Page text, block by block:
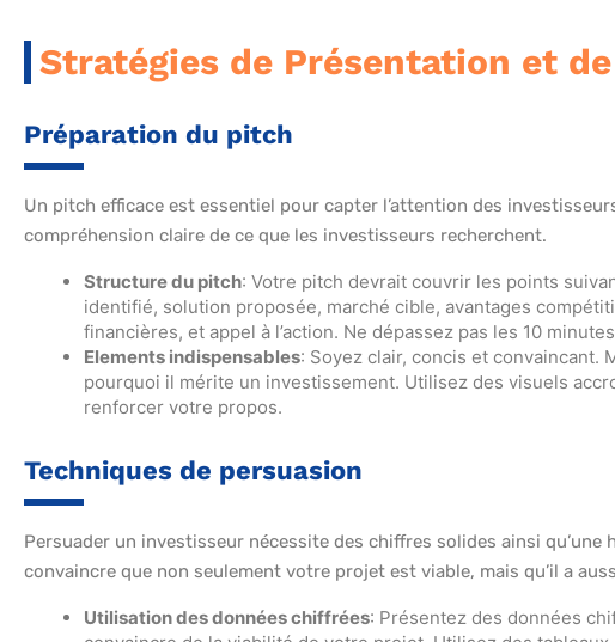
Stratégies de Présentation et
Préparation du pitch
Un pitch efficace est essentiel pour capter l’attention des
compréhension claire de ce que les investisseurs recherchent.
Structure du pitch: Votre pitch devrait couvrir les points
identifié, solution proposée, marché cible, avantages
financières, et appel à l’action. Ne dépassez pas les 10
Elements indispensables: Soyez clair, concis et
pourquoi il mérite un investissement. Utilisez des visuels
renforcer votre propos.
Techniques de persuasion
Persuader un investisseur nécessite des chiffres solides ainsi qu’une
convaincre que non seulement votre projet est viable, mais qu’il a
Utilisation des données chiffrées: Présentez des données